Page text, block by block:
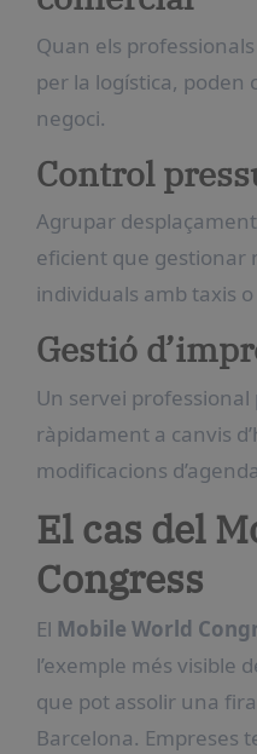
Quan els
per la logística,
negoci.
Control
Agrupar
eficient que gestionar
individuals amb taxis
Gestió
Un servei
ràpidament a canvis
modificacions
El cas del
Congress
El Mobile World
l’exemple més visible
que pot assolir una
Barcelona. Empreses